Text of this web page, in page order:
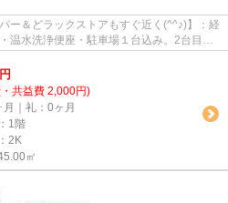
ー＆どラックストアもすぐ近く(^^♪)】：経
温水洗浄便座・駐車場１台込み。2台目駐
円
共益費 2,000円)
月｜礼：0ヶ月
1階
2K
㎡